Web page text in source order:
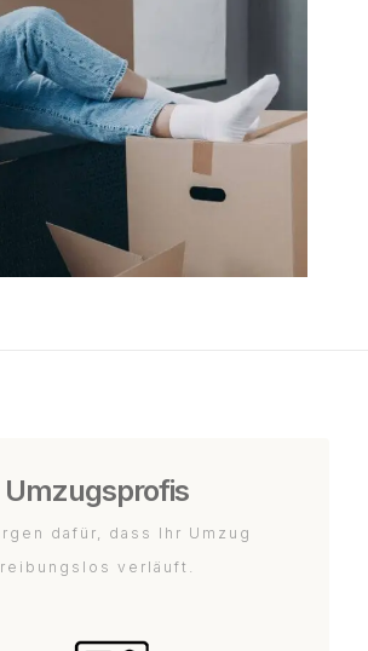
Umzugsprofis
dafür, dass Ihr Umzug
reibungslos verläuft.